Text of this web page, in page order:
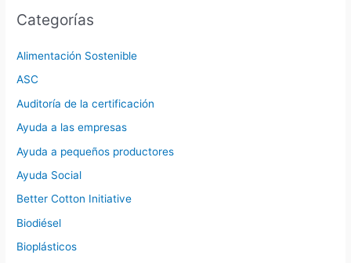
Categorías
Alimentación Sostenible
ASC
Auditoría de la certificación
Ayuda a las empresas
Ayuda a pequeños productores
Ayuda Social
Better Cotton Initiative
Biodiésel
Bioplásticos